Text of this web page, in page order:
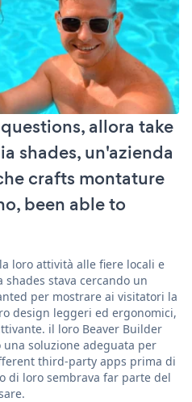
allora take
shades, un'azienda
crafts montature
been able to
loro attività alle fiere locali e
stava cercando un
per mostrare ai visitatori la
design leggeri ed ergonomici,
il loro Beaver Builder
soluzione adeguata per
third-party apps prima di
di loro sembrava far parte del